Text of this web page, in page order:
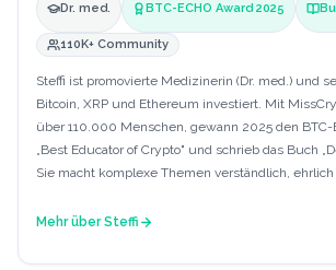
Dr. med. BTC-ECHO Award 2025
110K+ Community
Steffi ist promovierte Medizinerin (Dr. med.) und
Bitcoin, XRP und Ethereum investiert. Mit
über 110.000 Menschen, gewann 2025 den BTC-
„Best Educator of Crypto" und schrieb das Buch
Sie macht komplexe Themen verständlich,
Mehr überSteffi